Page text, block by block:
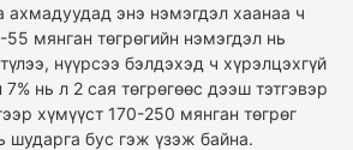
ахмадуудад энэ нэмэгдэл хаанаа ч
55 мянган төгрөгийн нэмэгдэл нь
нүүрсээ бэлдэхэд ч хүрэлцэхгүй
нь л 2 сая төгрөгөөс дээш тэтгэвэр
хүмүүст 170-250 мянган төгрөг
шударга бус гэж үзэж байна.